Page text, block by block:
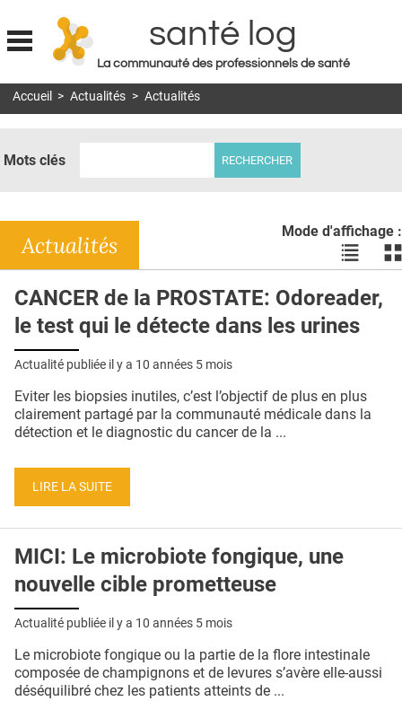
Jump to navigation
santé log
La communauté des professionnels de santé
MON COMPTE
DOSSIERS
RÉSEAUX
E-REVUE SAD
QUI SOMMES-NOUS ?
CONDITIONS GÉNÉRALES
CRÉDITS
Accueil > Actualités > Actualités
Mots clés
Mode d'affichage :
Voir
les
en
liste
les
Actualités
CANCER de la PROSTATE: Odoreader,
le test qui le détecte dans les urines
Actualité publiée il y a 10 années 5 mois
Eviter les biopsies inutiles, c’est l’objectif de plus en plus
clairement partagé par la communauté médicale dans la
détection et le diagnostic du cancer de la ...
LIRE LA SUITE
MICI: Le microbiote fongique, une
nouvelle cible prometteuse
Actualité publiée il y a 10 années 5 mois
Le microbiote fongique ou la partie de la flore intestinale
composée de champignons et de levures s’avère elle-aussi
déséquilibré chez les patients atteints de ...